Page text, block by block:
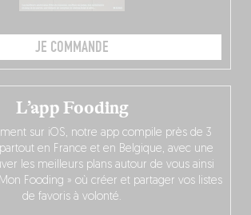
JE COMMANDE
L’app Fooding
sur iOS, notre app compile près de 3
en France et en Belgique, avec une
les meilleurs plans autour de vous ainsi
Fooding » où créer et partager vos listes
de favoris à volonté.